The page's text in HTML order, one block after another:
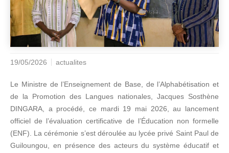
19/05/2026 actualites
Le Ministre de l’Enseignement de Base, de l’Alphabétisation et
de la Promotion des Langues nationales, Jacques Sosthène
DINGARA, a procédé, ce mardi 19 mai 2026, au lancement
officiel de l’évaluation certificative de l’Éducation non formelle
(ENF). La cérémonie s’est déroulée au lycée privé Saint Paul de
Guiloungou, en présence des acteurs du système éducatif et